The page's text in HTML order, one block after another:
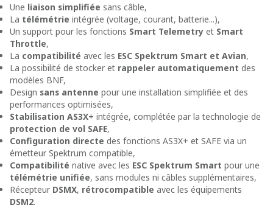
Une liaison simplifiée sans câble,
La télémétrie intégrée (voltage, courant, batterie...),
Un support pour les fonctions Smart Telemetry et Smart
Throttle,
La compatibilité avec les ESC Spektrum Smart et Avian,
La possibilité de stocker et rappeler automatiquement des
modèles BNF,
Design sans antenne pour une installation simplifiée et des
performances optimisées,
Stabilisation AS3X+ intégrée, complétée par la technologie de
protection de vol SAFE,
Configuration directe des fonctions AS3X+ et SAFE via un
émetteur Spektrum compatible,
Compatibilité native avec les ESC Spektrum Smart pour une
télémétrie unifiée, sans modules ni câbles supplémentaires,
Récepteur DSMX, rétrocompatible avec les équipements
DSM2.